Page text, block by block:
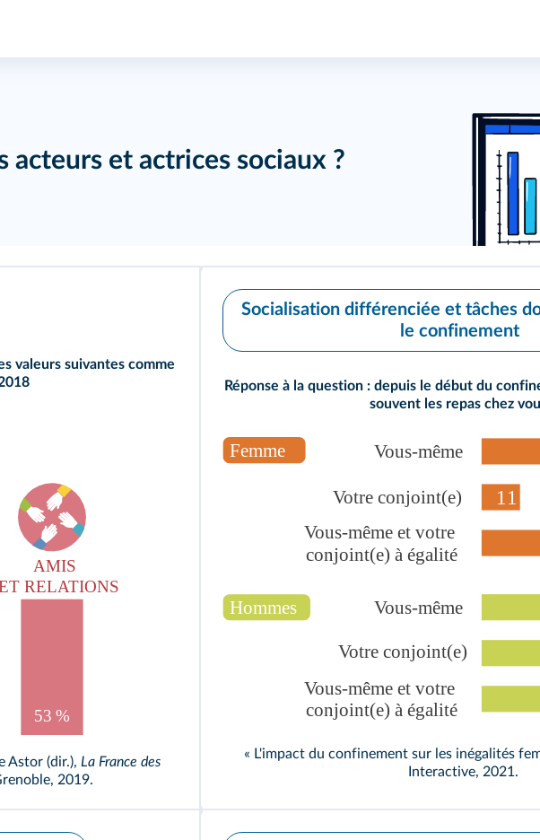
et actrices sociaux ?
valeurs suivantes comme
Astor (dir.), La France des
2019.
Socialisation différenciée et tâches
le confinement
Réponse à la question : depuis le début du
souvent les repas chez
« L'impact du confinement sur les inégalités
Interactive, 2021.